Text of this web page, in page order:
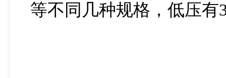
等不同几种规格，低压有